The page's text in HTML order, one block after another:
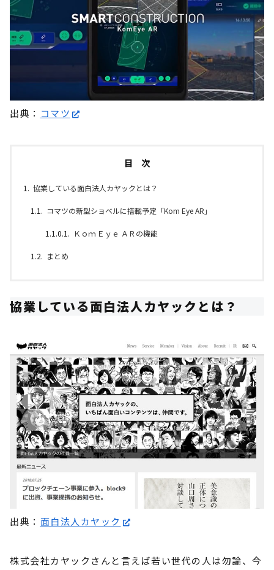
出典： コマツ
目 次
協業している面白法人カヤックとは？
コマツの新型ショベルに搭載予定「Kom Eye AR」
Ｋｏｍ Ｅｙｅ ＡＲの機能
まとめ
協業している面白法人カヤックとは？
出典： 面白法人カヤック
株式会社カヤックさんと言えば若い世代の人は勿論、今